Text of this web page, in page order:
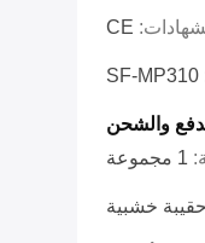
CE
SF-MP310
والشحن
1 مجموعة
حقيبة خشبية